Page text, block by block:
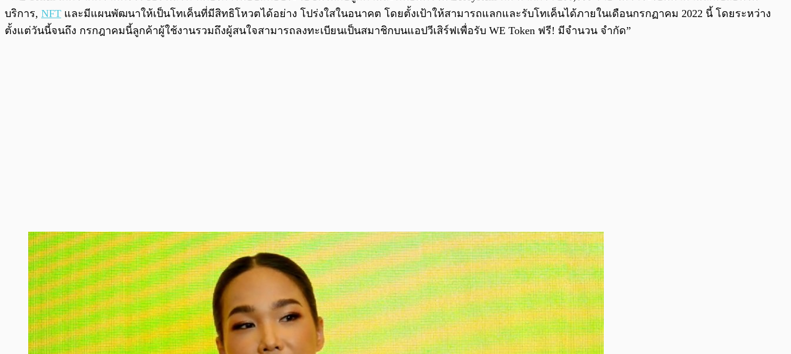
บริการ, NFT และมีแผนพัฒนาให้เป็นโทเค็นที่มีสิทธิโหวตได้อย่าง โปร่งใสในอนาคต โดยตั้งเป้าให้สามารถแลกและรับโทเค็นได้ภายในเดือนกรกฏาคม 2022 นี้ โดยระหว่าง
ตั้งแต่วันนี้จนถึง กรกฎาคมนี้ลูกค้าผู้ใช้งานรวมถึงผู้สนใจสามารถลงทะเบียนเป็นสมาชิกบนแอปวีเสิร์ฟเพื่อรับ WE Token ฟรี! มีจำนวน จำกัด”